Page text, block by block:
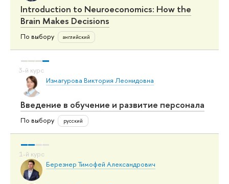
Introduction to Neuroeconomics: How the
Brain Makes Decisions
По выбору английский
Измагурова Виктория Леонидовна
Введение в обучение и развитие персонала
По выбору русский
Березнер Тимофей Александрович